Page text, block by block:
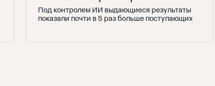
Под контролем ИИ выдающиеся результаты
показали почти в 5 раз больше поступающих